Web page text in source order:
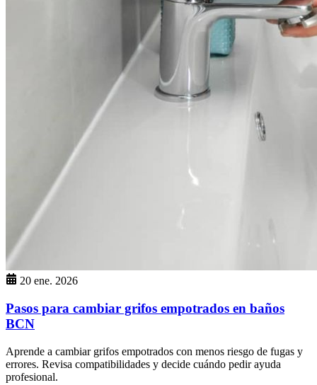
20 ene. 2026
Pasos para cambiar grifos empotrados en baños
BCN
Aprende a cambiar grifos empotrados con menos riesgo de fugas y
errores. Revisa compatibilidades y decide cuándo pedir ayuda
profesional.